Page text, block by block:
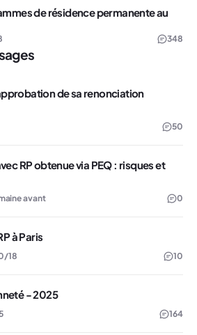
de résidence permanente au
348
de sa renonciation
50
RP obtenue via PEQ : risques et
avant 0
à Paris
18 10
- 2025
164